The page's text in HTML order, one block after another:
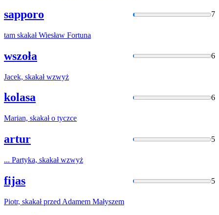
sapporo 7
tam skakałWiesław Fortuna
wszoła 6
Jacek, skakałwzwyż
kolasa 6
Marian, skakało tyczce
artur 5
... Partyka, skakałwzwyż
fijas 5
Piotr, skakałprzed Adamem Małyszem